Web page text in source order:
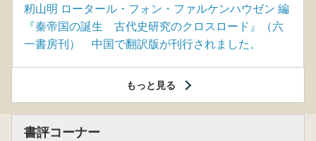
籾山明 ロータール・フォン・ファルケンハウゼン 編
『秦帝国の誕生 古代史研究のクロスロード』（六
一書房刊） 中国で翻訳版が刊行されました。
もっと見る
書評コーナー